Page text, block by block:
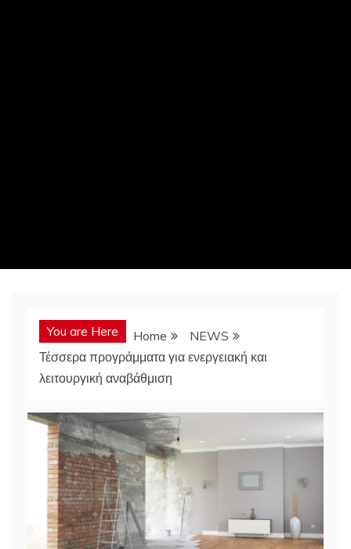
You are Here Home
NEWS
Τέσσερα προγράμματα για ενεργειακή και
λειτουργική αναβάθμιση